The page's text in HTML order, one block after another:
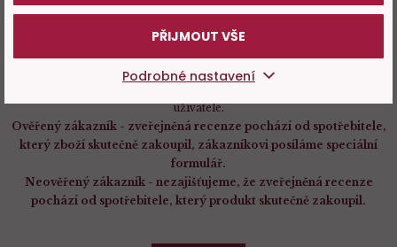
Hodnocení a komentáře (12)
Za každý komentář, který napíšete získáváte 10 Bobulí.
uživatelé.
Ověřený zákazník - zveřejněná recenze pochází od spotřebitele,
který zboží skutečně zakoupil, zákazníkovi posíláme speciální
formulář.
Neověřený zákazník - nezajišťujeme, že zveřejněná recenze
pochází od spotřebitele, který produkt skutečně zakoupil.
PŘIJMOUT VŠE
Podrobné nastavení